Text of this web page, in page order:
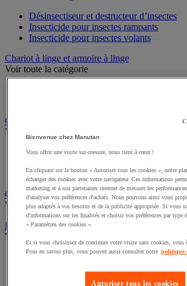
Désinsectiseur et destructeur d’insectes
Insecticide pour insectes rampants
Chariot à linge et armoire à linge
Voir toute la catégorie
Chariot de nettoyage
Voir toute la catégorie
Chariot de lavage
Chariot de ménage
Cireuse à chaussures
Voir toute la catégorie
Équipement sanitaires, douche et salle de bain
Voir toute la catégorie
Bienvenue chez Manutan
Vous offrir une visite sur-mesure, nous tient à cœur !
En cliquant sur le bouton « Autoriser tous les cookies », notre
échanger des cookies avec votre navigateur. Ces informations
marketing et à nos partenaires internet de mesurer les
d'analyser vos préférences d'achats. Nous pouvons ainsi vous
plus adaptés à vos besoins et de la publicité appropriée. Si vous
d'informations sur les finalités et choisir vos préférences par type
« Paramètres des cookies ».
Et si vous choisissez de continuer votre visite sans cookies, vous
Pour en savoir plus, vous pouvez aussi consulter notre politique
Autoriser tous les cookies